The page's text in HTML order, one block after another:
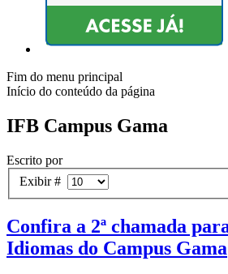
Fim do menu principal
Início do conteúdo da página
IFB Campus Gama
Escrito por
Exibir #
Confira a 2ª chamada
Idiomas do Campus Gama